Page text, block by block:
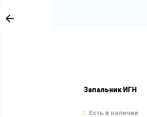
Запальник ИГН
Есть в наличии